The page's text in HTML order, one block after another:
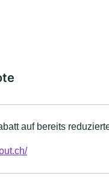
auf bereits